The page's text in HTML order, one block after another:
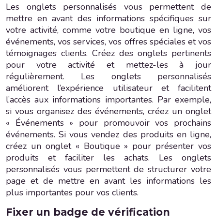
Les onglets personnalisés vous permettent de
mettre en avant des informations spécifiques sur
votre activité, comme votre boutique en ligne, vos
événements, vos services, vos offres spéciales et vos
témoignages clients. Créez des onglets pertinents
pour votre activité et mettez-les à jour
régulièrement. Les onglets personnalisés
améliorent l’expérience utilisateur et facilitent
l’accès aux informations importantes. Par exemple,
si vous organisez des événements, créez un onglet
« Événements » pour promouvoir vos prochains
événements. Si vous vendez des produits en ligne,
créez un onglet « Boutique » pour présenter vos
produits et faciliter les achats. Les onglets
personnalisés vous permettent de structurer votre
page et de mettre en avant les informations les
plus importantes pour vos clients.
Fixer un badge de vérification